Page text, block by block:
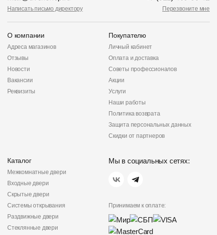
Написать письмо директору Перезвоните мне
О компании
Адреса магазинов
Отзывы
Новости
Вакансии
Реквизиты
Покупателю
Личный кабинет
Оплата и доставка
Советы профессионалов
Акции
Услуги
Наши работы
Политика возврата
Защита персональных данных
Скидки от партнеров
Каталог
Межкомнатные двери
Входные двери
Скрытые двери
Системы открывания
Раздвижные двери
Стеклянные двери
Мы в социальных сетях:
Принимаем к оплате: